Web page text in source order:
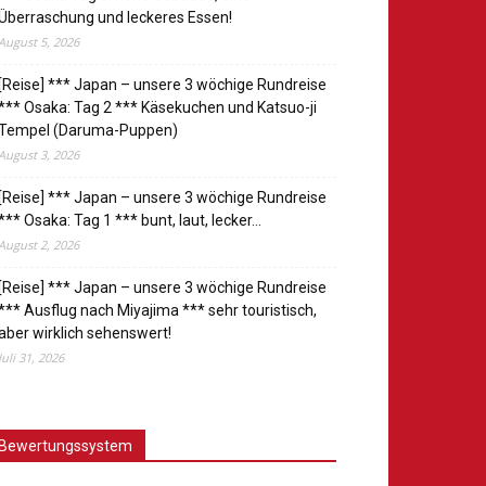
und leckeres Essen!
5, 2026
[Reise] *** Japan – unsere 3 wöchige Rundreise
Osaka: Tag 2 *** Käsekuchen und Katsuo-ji
(Daruma-Puppen)
3, 2026
[Reise] *** Japan – unsere 3 wöchige Rundreise
Osaka: Tag 1 *** bunt, laut, lecker…
2, 2026
[Reise] *** Japan – unsere 3 wöchige Rundreise
Ausflug nach Miyajima *** sehr touristisch,
wirklich sehenswert!
Juli 31, 2026
Bewertungssystem